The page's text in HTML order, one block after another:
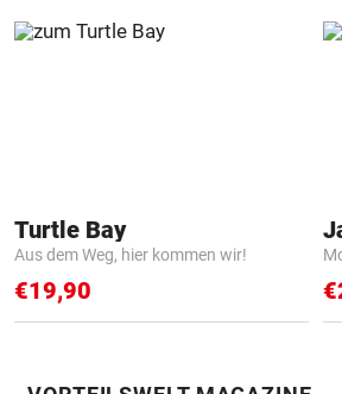
Turtle Bay
Aus dem Weg, hier kommen wir!
€19,90